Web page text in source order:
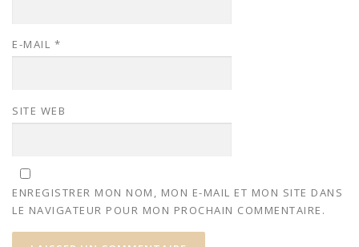
E-MAIL *
SITE WEB
ENREGISTRER MON NOM, MON E-MAIL ET MON SITE DANS
LE NAVIGATEUR POUR MON PROCHAIN COMMENTAIRE.